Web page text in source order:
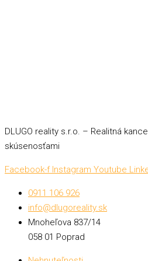
DLUGO reality s.r.o. – Realitná
skúsenosťami
Facebook-f Instagram Youtube
0911 106 926
info@dlugoreality.sk
Mnoheľova 837/14
058 01 Poprad